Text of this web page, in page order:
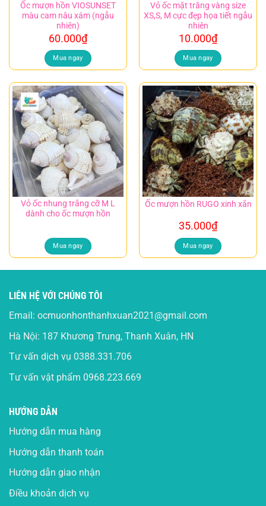
Ốc mượn hồn VIOSUNSET
màu cam nâu xám (ngẫu
nhiên)
60.000₫
Mua ngay
Vỏ ốc mặt trăng vàng size
XS,S, M cực đẹp họa tiết ngẫu
nhiên
10.000₫
Mua ngay
Vỏ ốc nhung trắng cỡ M L
dành cho ốc mượn hồn
Mua ngay
Ốc mượn hồn RUGO xinh xắn
35.000₫
Mua ngay
LIÊN HỆ VỚI CHÚNG TÔI
Email: ocmuonhonthanhxuan2021@gmail.com
Hà Nội: 187 Khương Trung, Thanh Xuân, HN
Tư vấn dịch vụ 0388.331.706
Tư vấn vật phẩm 0968.223.669
HƯỚNG DẪN
Hướng dẫn mua hàng
Hướng dẫn thanh toán
Hướng dẫn giao nhận
Điều khoản dịch vụ